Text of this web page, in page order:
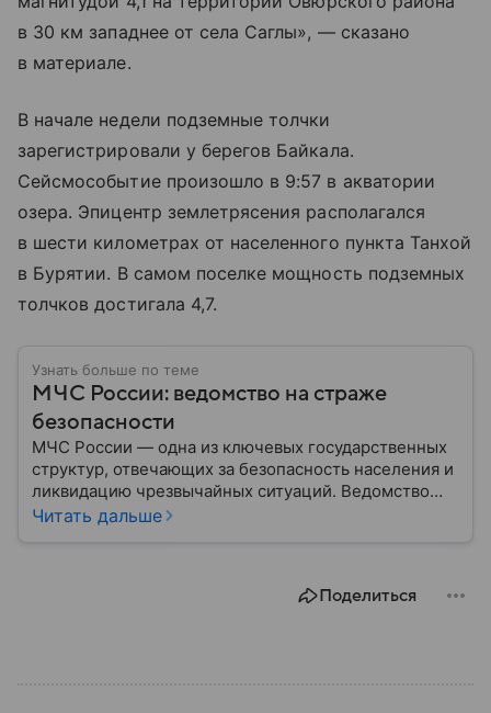
в 30 км западнее от села Саглы», — сказано
в материале.
В начале недели подземные толчки
зарегистрировали у берегов Байкала.
Сейсмособытие произошло в 9:57 в акватории
озера. Эпицентр землетрясения располагался
в шести километрах от населенного пункта Танхой
в Бурятии. В самом поселке мощность подземных
толчков достигала 4,7.
Узнать больше по теме
МЧС России: ведомство на страже
безопасности
МЧС России — одна из ключевых государственных
структур, отвечающих за безопасность населения и
ликвидацию чрезвычайных ситуаций. Ведомство
играет важную роль в защите граждан от
задачи выполняет и какую роль играет в
Читать дальше
Поделиться